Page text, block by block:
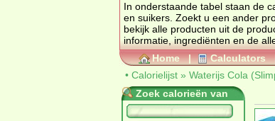
In onderstaande tabel staan de
en suikers. Zoekt u een
bekijk alle producten uit de
informatie, ingrediënten en de
Home | Calculators
• Calorielijst » Waterijs Cola
Zoek calorieën van